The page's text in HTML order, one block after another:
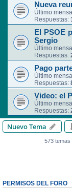
Nueva
Último
Respuestas:
El PSOE
Sergio
Último
Respuestas:
Pago
Último
Respuestas:
Video: el
Último
Respuestas:
Nuevo Tema
573 temas
PERMISOS DEL FORO